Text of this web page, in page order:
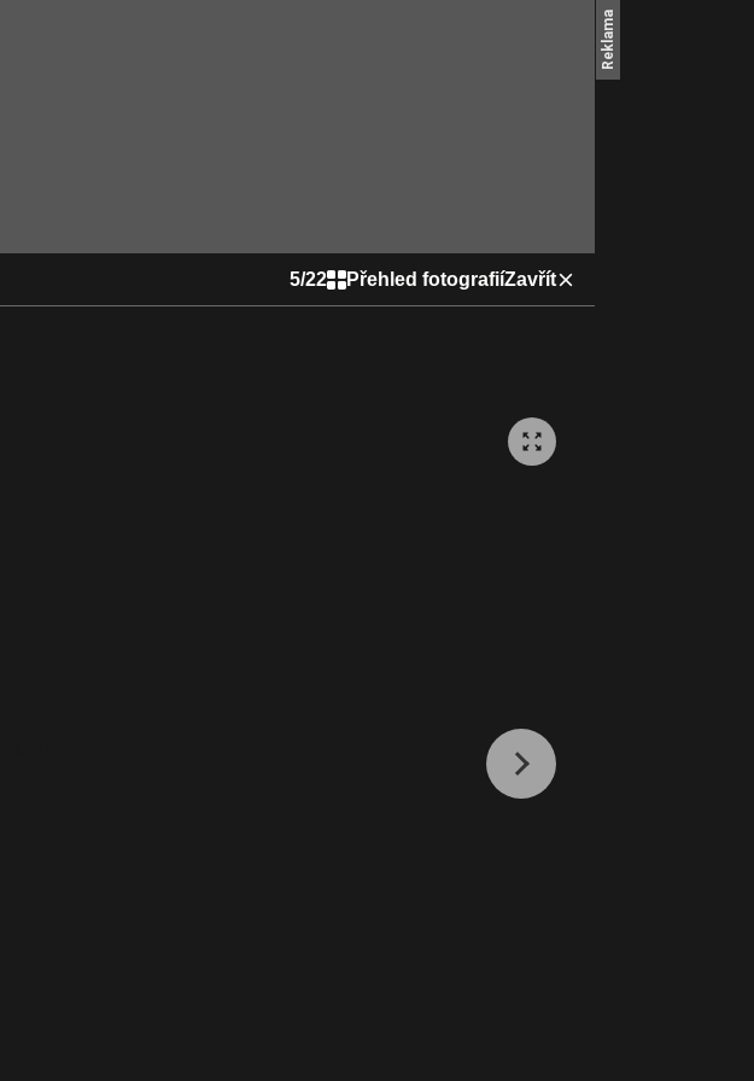
5/22 Přehled fotografiíZavřít